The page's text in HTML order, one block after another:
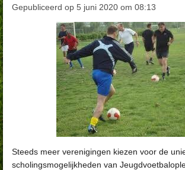
Gepubliceerd op 5 juni 2020 om 08:13
Steeds meer verenigingen kiezen voor de
scholingsmogelijkheden van